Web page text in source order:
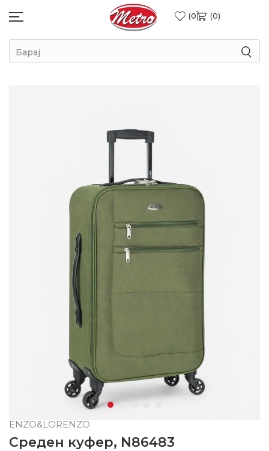
0 0
Барај
ENZO&LORENZO
Среден куфер, N86483